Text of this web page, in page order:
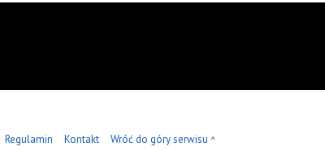
Regulamin Kontakt Wróć do góry serwisu ^